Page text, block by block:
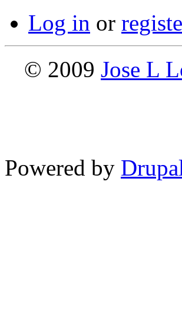
Log in or
© 2009 Jose L
Powered by Drupal